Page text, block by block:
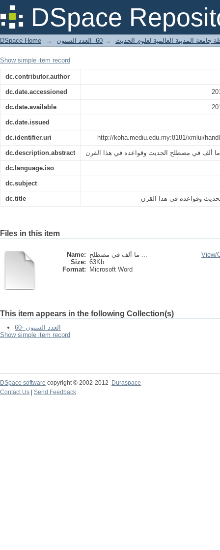
DSpace
في مصطلح الحديث وقواعده في هذا القرن
DSpace Home → جامعة المدينة العالمية لعلوم الحديث → 60- العدد الستون
Show simple item record
dc.contributor.author
dc.date.accessioned
dc.date.available
dc.date.issued
dc.identifier.uri http://koha.mediu.edu.my:8181/xmlui/
dc.description.abstract ألف في مصطلح الحديث وقواعده في هذا القرن
dc.language.iso
dc.subject
dc.title وقواعده في هذا القرن
Files in this item
Name:
ما ألف في مصطلح ...
Size: 63Kb
Format:
Microsoft Word
View/
This item appears in the following Collection(s)
60- العدد الستون
Show simple item record
DSpace software copyright © 2002-2012
Duraspace
Contact Us
Send Feedback